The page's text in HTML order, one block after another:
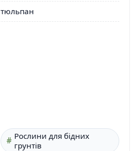
тюльпан
Рослини для бідних
грунтів